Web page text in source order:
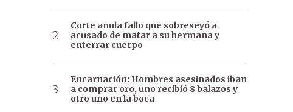
Corte anula fallo que sobreseyó a
acusado de matar a su hermana y
enterrar cuerpo
Encarnación: Hombres asesinados iban
a comprar oro, uno recibió 8 balazos y
otro uno en la boca